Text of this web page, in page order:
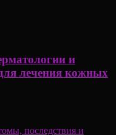
и
лечения кожных